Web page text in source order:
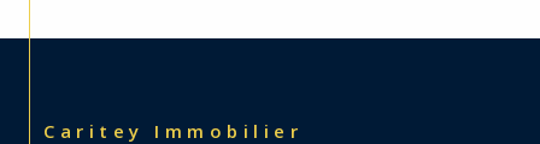
Caritey Immobilier